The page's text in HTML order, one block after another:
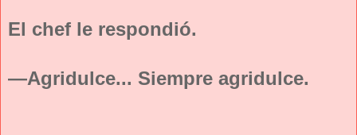
El chef le respondió.
—Agridulce... Siempre agridulce.